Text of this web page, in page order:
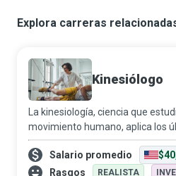
Explora carreras
Kinesiólogo
La kinesiología, ciencia que
movimiento humano, aplica los
avances basados en evidencia
mejorar la función, la salud y el
de las personas en distintos
Salario promedio
Rasgos
REALISTA